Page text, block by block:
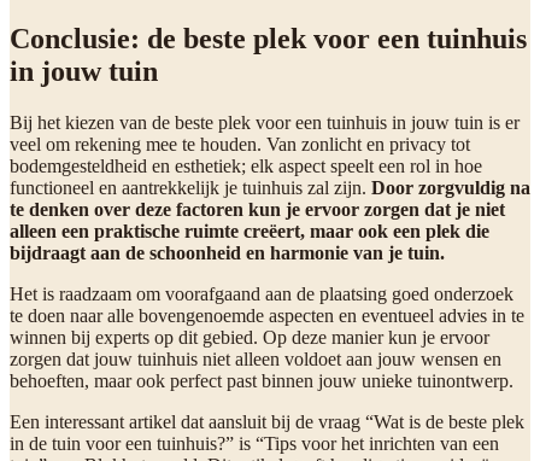
Conclusie: de beste plek voor een tuinhuis
in jouw tuin
Bij het kiezen van de beste plek voor een tuinhuis in jouw tuin is er
veel om rekening mee te houden. Van zonlicht en privacy tot
bodemgesteldheid en esthetiek; elk aspect speelt een rol in hoe
functioneel en aantrekkelijk je tuinhuis zal zijn. Door zorgvuldig na
te denken over deze factoren kun je ervoor zorgen dat je niet
alleen een praktische ruimte creëert, maar ook een plek die
bijdraagt aan de schoonheid en harmonie van je tuin.
Het is raadzaam om voorafgaand aan de plaatsing goed onderzoek
te doen naar alle bovengenoemde aspecten en eventueel advies in te
winnen bij experts op dit gebied. Op deze manier kun je ervoor
zorgen dat jouw tuinhuis niet alleen voldoet aan jouw wensen en
behoeften, maar ook perfect past binnen jouw unieke tuinontwerp.
Een interessant artikel dat aansluit bij de vraag “Wat is de beste plek
in de tuin voor een tuinhuis?” is “Tips voor het inrichten van een